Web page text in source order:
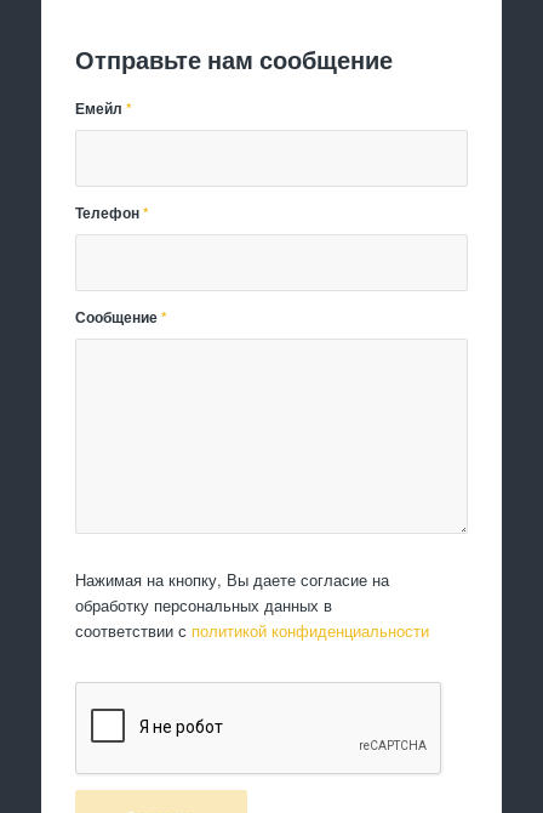
Отправьте нам сообщение
Емейл*
Телефон*
Сообщение*
Нажимая на кнопку, Вы даете согласие на
обработку персональных данных в
соответствии с политикой конфиденциальности